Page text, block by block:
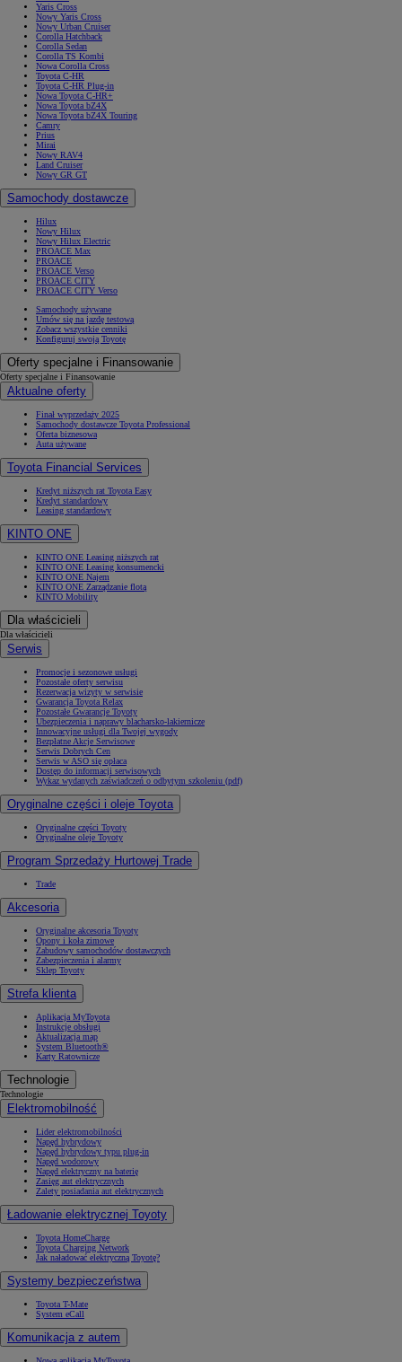
Yaris Cross
Nowy Yaris Cross
Nowy Urban Cruiser
Corolla Hatchback
Corolla Sedan
Corolla TS Kombi
Nowa Corolla Cross
Toyota C-HR
Toyota C-HR Plug-in
Nowa Toyota C-HR+
Nowa Toyota bZ4X
Nowa Toyota bZ4X Touring
Camry
Prius
Mirai
Nowy RAV4
Land Cruiser
Nowy GR GT
Samochody dostawcze
Hilux
Nowy Hilux
Nowy Hilux Electric
PROACE Max
PROACE
PROACE Verso
PROACE CITY
PROACE CITY Verso
Samochody używane
Umów się na jazdę testową
Zobacz wszystkie cenniki
Konfiguruj swoją Toyotę
Oferty specjalne i Finansowanie
Oferty specjalne i Finansowanie
Aktualne oferty
Finał wyprzedaży 2025
Samochody dostawcze Toyota Professional
Oferta biznesowa
Auta używane
Toyota Financial Services
Kredyt niższych rat Toyota Easy
Kredyt standardowy
Leasing standardowy
KINTO ONE
KINTO ONE Leasing niższych rat
KINTO ONE Leasing konsumencki
KINTO ONE Najem
KINTO ONE Zarządzanie flotą
KINTO Mobility
Dla właścicieli
Dla właścicieli
Serwis
Promocje i sezonowe usługi
Pozostałe oferty serwisu
Rezerwacja wizyty w serwisie
Gwarancja Toyota Relax
Pozostałe Gwarancje Toyoty
Ubezpieczenia i naprawy blacharsko-lakiernicze
Innowacyjne usługi dla Twojej wygody
Bezpłatne Akcje Serwisowe
Serwis Dobrych Cen
Serwis w ASO się opłaca
Dostęp do informacji serwisowych
Wykaz wydanych zaświadczeń o odbytym szkoleniu (pdf)
Oryginalne części i oleje Toyota
Oryginalne części Toyoty
Oryginalne oleje Toyoty
Program Sprzedaży Hurtowej Trade
Trade
Akcesoria
Oryginalne akcesoria Toyoty
Opony i koła zimowe
Zabudowy samochodów dostawczych
Zabezpieczenia i alarmy
Sklep Toyoty
Strefa klienta
Aplikacja MyToyota
Instrukcje obsługi
Aktualizacja map
System Bluetooth®
Karty Ratownicze
Technologie
Technologie
Elektromobilność
Lider elektromobilności
Napęd hybrydowy
Napęd hybrydowy typu plug-in
Napęd wodorowy
Napęd elektryczny na baterię
Zasięg aut elektrycznych
Zalety posiadania aut elektrycznych
Ładowanie elektrycznej Toyoty
Toyota HomeCharge
Toyota Charging Network
Jak naładować elektryczną Toyotę?
Systemy bezpieczeństwa
Toyota T-Mate
System eCall
Komunikacja z autem